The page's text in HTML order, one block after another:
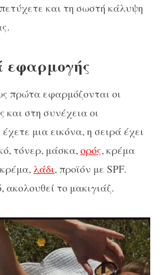
και τη σωστή κάλυψη
εφαρμογής
πρώτα εφαρμόζονται οι
και στη συνέχεια οι
μια εικόνα, η σειρά έχει
τόνερ, μάσκα,ορός, κρέμα
λάδι, προϊόν με SPF.
το μακιγιάζ.